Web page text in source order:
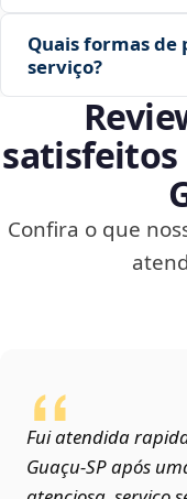
Quais formas de
serviço?
satisfeitos
Confira o que
Fui atendida
Guaçu‑SP após